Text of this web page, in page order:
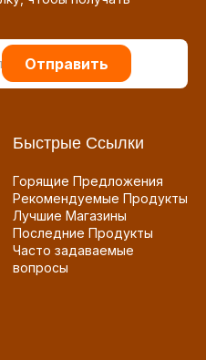
Отправить
Быстрые Ссылки
Горящие Предложения
Рекомендуемые Продукты
Лучшие Магазины
Последние Продукты
Часто задаваемые
вопросы